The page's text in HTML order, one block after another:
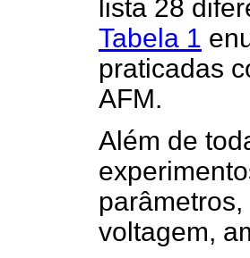
lista 28
Tabela 1
praticadas
AFM.
Além de
voltagem,